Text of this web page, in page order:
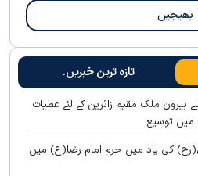
تازہ ترین خبریں۔
ملک مقیم زائرین کے لئے عطیات
میں توسیع
کی یاد میں حرم امام رضا(ع) میں